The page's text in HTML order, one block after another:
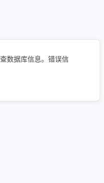
数据库信息。错误信